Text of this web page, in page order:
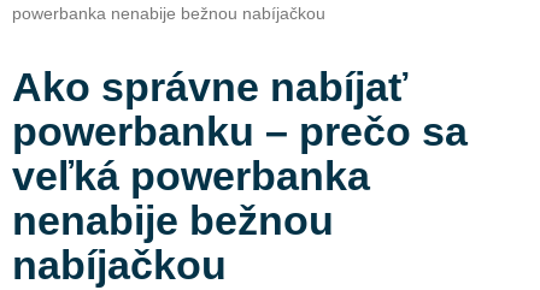
powerbanka nenabije bežnou nabíjačkou
Ako správne nabíjať
powerbanku – prečo sa
veľká powerbanka
nenabije bežnou
nabíjačkou